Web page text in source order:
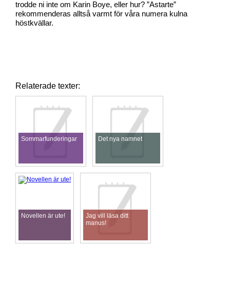
trodde ni inte om Karin Boye, eller hur? ”Astarte”
rekommenderas alltså varmt för våra numera kulna
höstkvällar.
Relaterade texter:
Sommarfunderingar Det nya namnet
Novellen är ute!
Jag vill läsa ditt
manus!